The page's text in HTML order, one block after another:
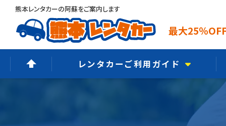
熊本レンタカーの阿蘇をご案内します
最大25％
レンタカーご利用ガイド